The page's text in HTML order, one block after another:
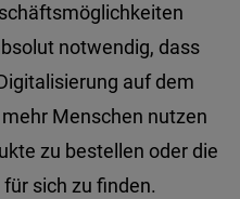
notwendig, dass
auf dem
Menschen nutzen
zu bestellen oder die
sich zu finden.